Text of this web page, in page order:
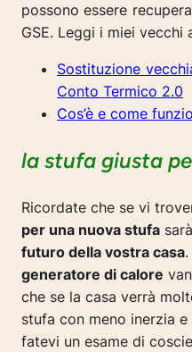
possono essere
GSE. Leggi i miei vecchi
Sostituzione
Conto Termico 2.0
Cos’è e come
la stufa giusta
Ricordate che se vi
per una nuova stufa
futuro della vostra casa.
generatore di calore
che se la casa verrà
stufa con meno inerzia
fatevi un esame di